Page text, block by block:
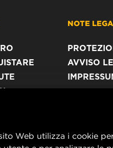
NOTE
AVVISO
Web utilizza i cookie